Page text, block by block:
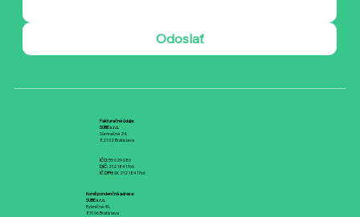
Fakturačné údaje:
SUBE s.r.o.
Súmračná 24,
821 02 Bratislava
IČO:55 029 086
DIČ: 212 184 1766
IČ DPH:SK 212 184 1766
Korešpondenčná adresa:
SUBE s.r.o.
Rybničná 40,
831 06 Bratislava
Odoslať